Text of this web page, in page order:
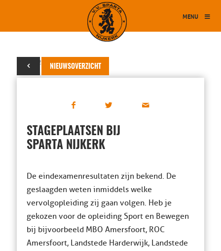
MENU
NIEUWSOVERZICHT
06 juli 2026
STAGEPLAATSEN BIJ
SPARTA NIJKERK
De eindexamenresultaten zijn bekend. De
geslaagden weten inmiddels welke
vervolgopleiding zij gaan volgen. Heb je
gekozen voor de opleiding Sport en Bewegen
bij bijvoorbeeld MBO Amersfoort, ROC
Amersfoort, Landstede Harderwijk, Landstede